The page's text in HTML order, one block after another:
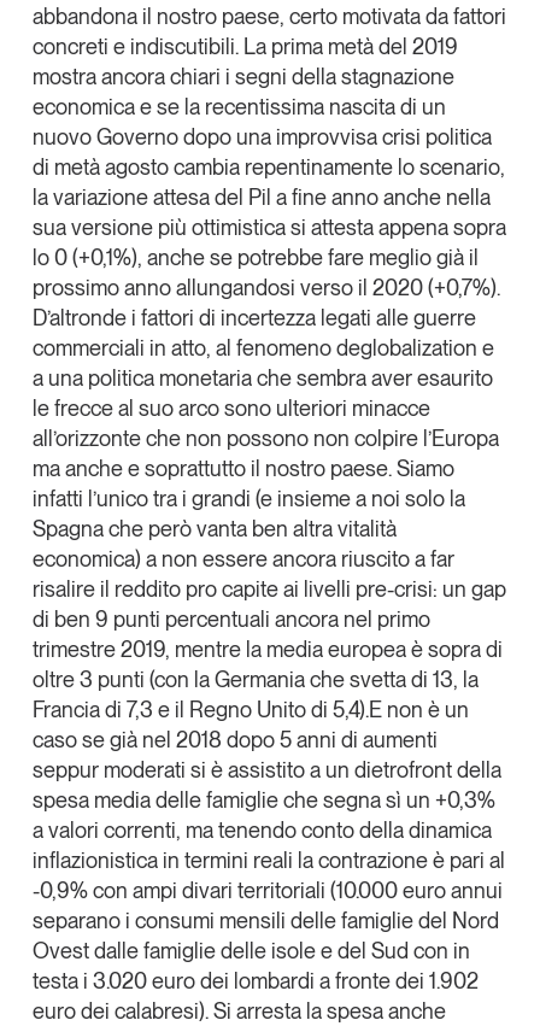
Un anno di
Tendenze2026
Leggi il magazine
Tendenze è il magazine di GS1 Italy che racconta in
modo indipendente il cambiamento e le sfide del largo
consumo e dell’economia a professionisti e
consumatori
GS1 Italy GS1 Italy GS1 Italy
Tendenze
GS1 Italy
abbandona il nostro paese, certo motivata da fattori
concreti e indiscutibili. La prima metà del 2019
mostra ancora chiari i segni della stagnazione
economica e se la recentissima nascita di un
nuovo Governo dopo una improvvisa crisi politica
di metà agosto cambia repentinamente lo scenario,
la variazione attesa del Pil a fine anno anche nella
sua versione più ottimistica si attesta appena sopra
lo 0 (+0,1%), anche se potrebbe fare meglio già il
prossimo anno allungandosi verso il 2020 (+0,7%).
D’altronde i fattori di incertezza legati alle guerre
commerciali in atto, al fenomeno deglobalization e
a una politica monetaria che sembra aver esaurito
le frecce al suo arco sono ulteriori minacce
all’orizzonte che non possono non colpire l’Europa
ma anche e soprattutto il nostro paese. Siamo
infatti l’unico tra i grandi (e insieme a noi solo la
Spagna che però vanta ben altra vitalità
economica) a non essere ancora riuscito a far
risalire il reddito pro capite ai livelli pre-crisi: un gap
di ben 9 punti percentuali ancora nel primo
trimestre 2019, mentre la media europea è sopra di
oltre 3 punti (con la Germania che svetta di 13, la
Francia di 7,3 e il Regno Unito di 5,4).E non è un
caso se già nel 2018 dopo 5 anni di aumenti
seppur moderati si è assistito a un dietrofront della
spesa media delle famiglie che segna sì un +0,3%
a valori correnti, ma tenendo conto della dinamica
inflazionistica in termini reali la contrazione è pari al
-0,9% con ampi divari territoriali (10.000 euro annui
separano i consumi mensili delle famiglie del Nord
Ovest dalle famiglie delle isole e del Sud con in
testa i 3.020 euro dei lombardi a fronte dei 1.902
euro dei calabresi).Si arresta la spesa anche